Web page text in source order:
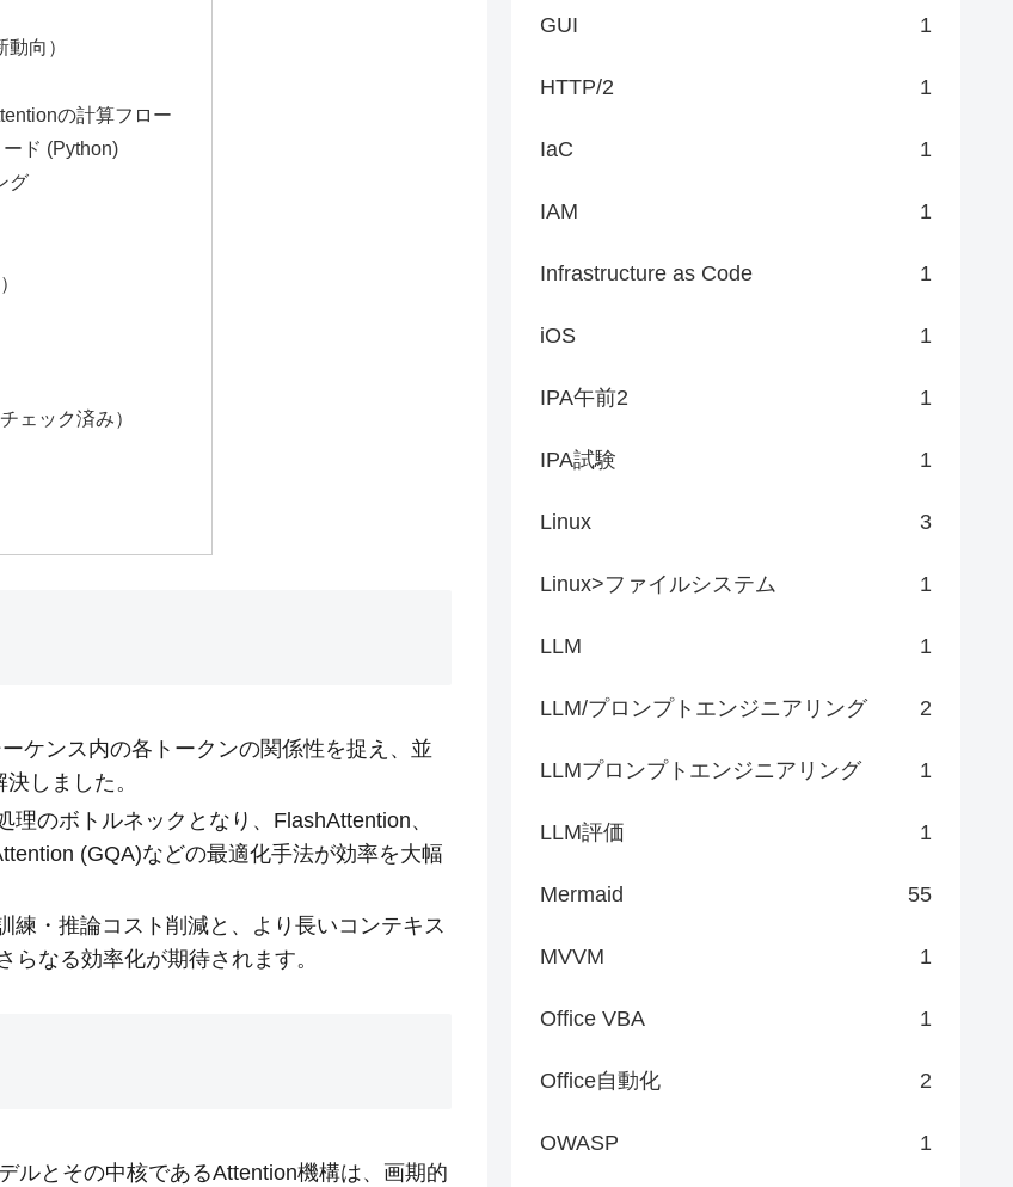
向）
の計算フロー
ド (Python)
グ
ェック済み）
ケンス内の各トークンの関係性を捉え、並
しました。
のボトルネックとなり、FlashAttention、
(GQA)などの最適化手法が効率を大幅
練・推論コスト削減と、より長いコンテキス
らなる効率化が期待されます。
ルとその中核であるAttention機構は、画期的
GUI 1
HTTP/2 1
IaC 1
IAM 1
Infrastructure as Code 1
iOS 1
IPA午前2 1
IPA試験 1
Linux 3
Linux>ファイルシステム 1
LLM 1
LLM/プロンプトエンジニアリング 2
LLMプロンプトエンジニアリング 1
LLM評価 1
Mermaid 55
MVVM 1
Office VBA 1
Office自動化 2
OWASP 1